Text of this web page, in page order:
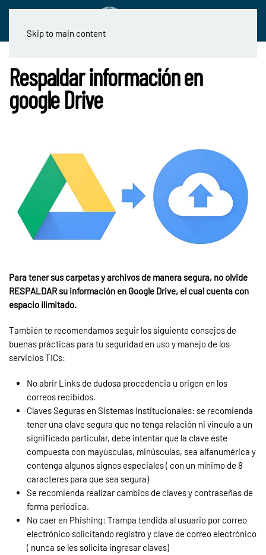
Skip to main content
Respaldar información en
google Drive
Para tener sus carpetas y archivos de manera segura, no olvide
RESPALDAR su información en Google Drive, el cual cuenta con
espacio ilimitado.
También te recomendamos seguir los siguiente consejos de
buenas prácticas para tu seguridad en uso y manejo de los
servicios TICs:
No abrir Links de dudosa procedencia u origen en los
correos recibidos.
Claves Seguras en Sistemas Institucionales: se recomienda
tener una clave segura que no tenga relación ni vinculo a un
significado particular, debe intentar que la clave este
compuesta con mayúsculas, minúsculas, sea alfanumérica y
contenga algunos signos especiales ( con un mínimo de 8
caracteres para que sea segura)
Se recomienda realizar cambios de claves y contraseñas de
forma periódica.
No caer en Phishing: Trampa tendida al usuario por correo
electrónico solicitando registro y clave de correo electrónico
( nunca se les solicita ingresar claves)